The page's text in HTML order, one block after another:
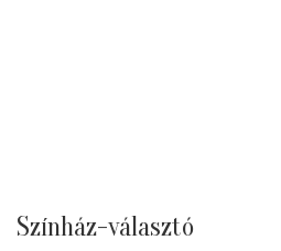
Színház-választó